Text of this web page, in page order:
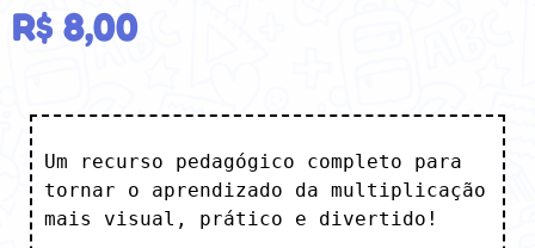
R$ 8,00
Um recurso pedagógico completo para
tornar o aprendizado da multiplicação
mais visual, prático e divertido!